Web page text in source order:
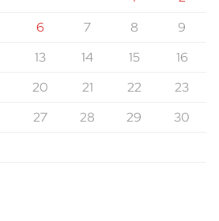
6 7 8
9
13 14 15
16
20 21 22
23
27 28 29
30